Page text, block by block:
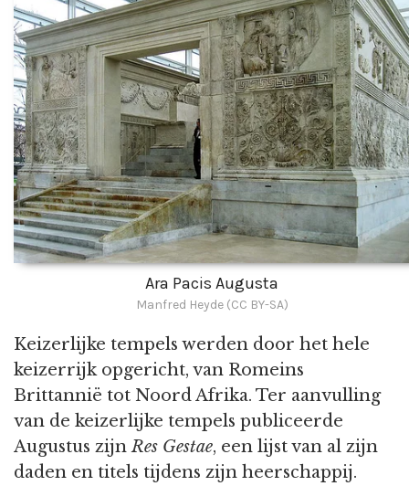
Ara Pacis Augusta
Manfred Heyde (CC BY-SA)
Keizerlijke tempels werden door het hele
keizerrijk opgericht, van Romeins
Brittannië tot Noord Afrika. Ter aanvulling
van de keizerlijke tempels publiceerde
Augustus zijnRes Gestae, een lijst van al zijn
daden en titels tijdens zijn heerschappij.